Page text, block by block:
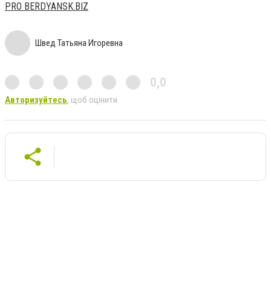
PRO BERDYANSK.BIZ
Швед Татьяна Игоревна
0,0
Авторизуйтесь, щоб оцінити